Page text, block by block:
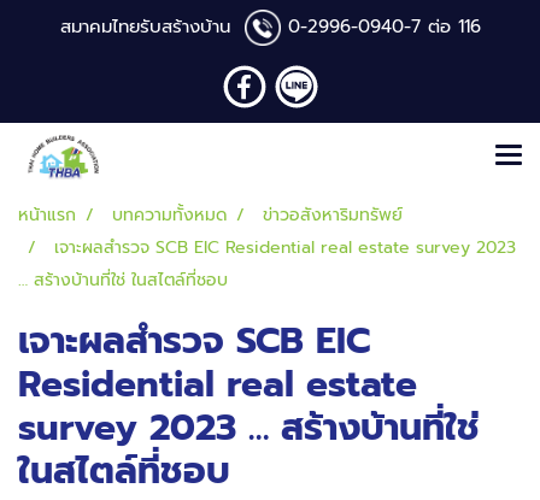
สมาคมไทยรับสร้างบ้าน 0-2996-0940-7 ต่อ 116
หน้าแรก บทความทั้งหมด
ข่าวอสังหาริมทรัพย์
เจาะผลสำรวจ SCB EIC Residential real estate survey 2023
… สร้างบ้านที่ใช่ ในสไตล์ที่ชอบ
เจาะผลสำรวจ SCB EIC
Residential real estate
survey 2023 … สร้างบ้านที่ใช่
ในสไตล์ที่ชอบ